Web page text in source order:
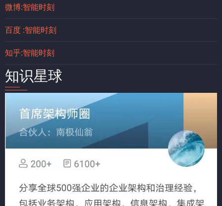
微博:智能时刻
百度 :智能时刻
知乎:智能时刻
知识星球